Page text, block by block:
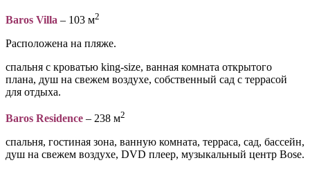
Baros Villa – 103 м2
Расположена на пляже.
спальня с кроватью king-size, ванная комната открытого
плана, душ на свежем воздухе, собственный сад с террасой
для отдыха.
Baros Residence – 238 м2
спальня, гостиная зона, ванную комната, терраса, сад, бассейн,
душ на свежем воздухе, DVD плеер, музыкальный центр Bose.